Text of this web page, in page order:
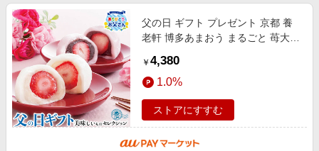
父の日 ギフト プレゼント 京都 養
老軒 博多あまおう まるごと 苺大福
ッセージブーケ付｜お届け期間
￥ 4,380
1.0%
ストアにすすむ